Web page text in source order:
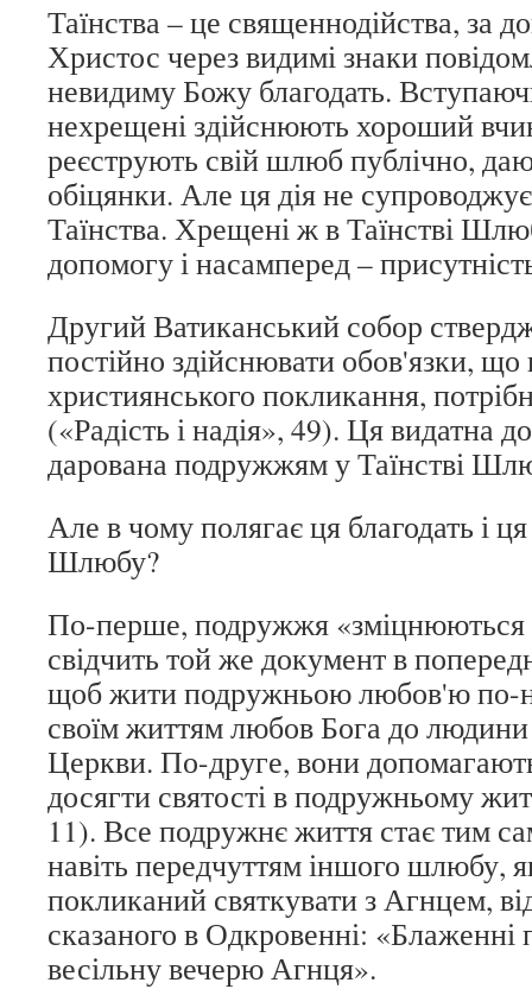
Таїнства – це священнодійства, за
Христос через видимі знаки
невидиму Божу благодать.
нехрещені здійснюють хороший
реєструють свій шлюб публічно,
обіцянки. Але ця дія не
Таїнства. Хрещені ж в Таїнстві
допомогу і насамперед –
Другий Ватиканський собор
постійно здійснювати обов'язки,
християнського покликання,
(«Радість і надія», 49). Ця видатна
дарована подружжям у Таїнстві
Але в чому полягає ця благодать і
Шлюбу?
По-перше, подружжя «зміцнюються
свідчить той же документ в
щоб жити подружньою любов'ю по-
своїм життям любов Бога до
Церкви. По-друге, вони
досягти святості в подружньому
11). Все подружнє життя стає тим
навіть передчуттям іншого шлюбу,
покликаний святкувати з Агнцем,
сказаного в Одкровенні: «Блаженні
весільну вечерю Агнця».